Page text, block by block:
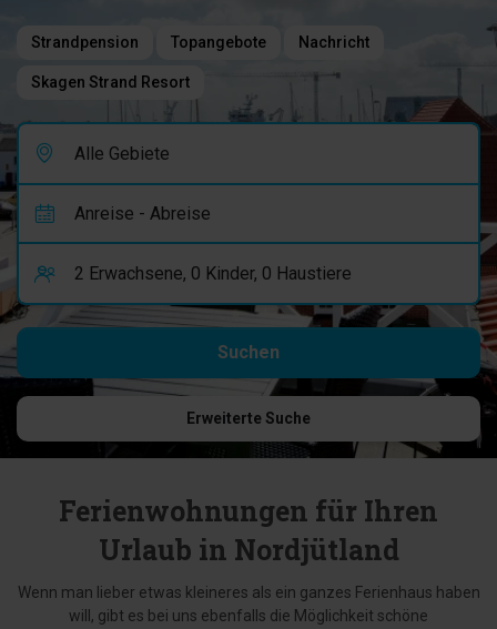
Strandpension Topangebote Nachricht
Skagen Strand Resort
Erweiterte Suche
Ferienwohnungen für Ihren
Urlaub in Nordjütland
Wenn man lieber etwas kleineres als ein ganzes Ferienhaus haben
will, gibt es bei uns ebenfalls die Möglichkeit schöne